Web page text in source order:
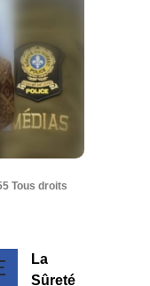
Tous droits
La
Sûreté